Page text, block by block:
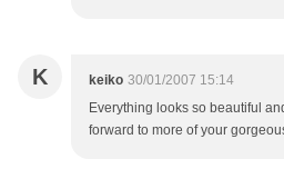
K keiko 30/01/2007 15:14
Everything looks so beautiful
forward to more of your